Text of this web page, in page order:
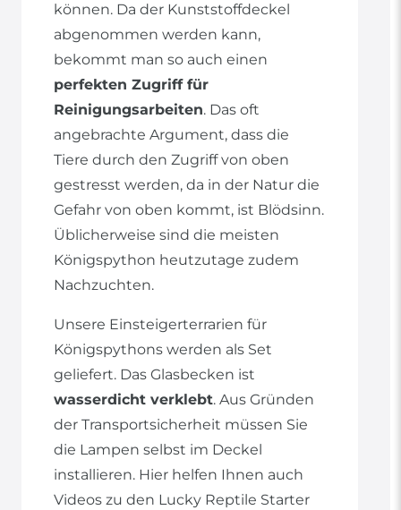
können. Da der Kunststoffdeckel
abgenommen werden kann,
bekommt man so auch einen
perfekten Zugriff für
Reinigungsarbeiten. Das oft
angebrachte Argument, dass die
Tiere durch den Zugriff von oben
gestresst werden, da in der Natur die
Gefahr von oben kommt, ist Blödsinn.
Üblicherweise sind die meisten
Königspython heutzutage zudem
Nachzuchten.
Unsere Einsteigerterrarien für
Königspythons werden als Set
geliefert. Das Glasbecken ist
wasserdicht verklebt. Aus Gründen
der Transportsicherheit müssen Sie
die Lampen selbst im Deckel
installieren. Hier helfen Ihnen auch
Videos zu den Lucky Reptile Starter